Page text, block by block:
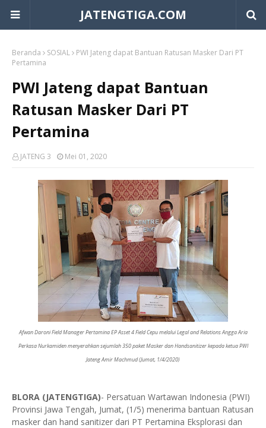
JATENGTIGA.COM
Beranda SOSIAL
PWI Jateng dapat Bantuan Ratusan Masker Dari PT
Pertamina
PWI Jateng dapat Bantuan
Ratusan Masker Dari PT
Pertamina
JATENG 3 Mei 01, 2020
Afwan Daroni Field Manager Pertamina EP Asset 4 Field Cepu melalui Legal and Relations Angga Aria
Perkasa Nurkamiden menyerahkan sejumlah 350 paket Masker dan Handsanitizer kepada ketua PWI
Jateng Amir Machmud (Jumat, 1/4/2020)
BLORA (JATENGTIGA)- Persatuan Wartawan Indonesia (PWI)
Provinsi Jawa Tengah, Jumat, (1/5) menerima bantuan Ratusan
masker dan hand sanitizer dari PT Pertamina Eksplorasi dan